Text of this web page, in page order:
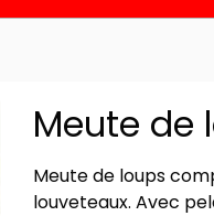
Meute de
Meute de loups
louveteaux. Avec